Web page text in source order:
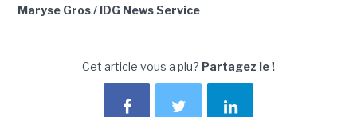
Maryse Gros / IDG News Service
Cet article vous a plu? Partagez le !